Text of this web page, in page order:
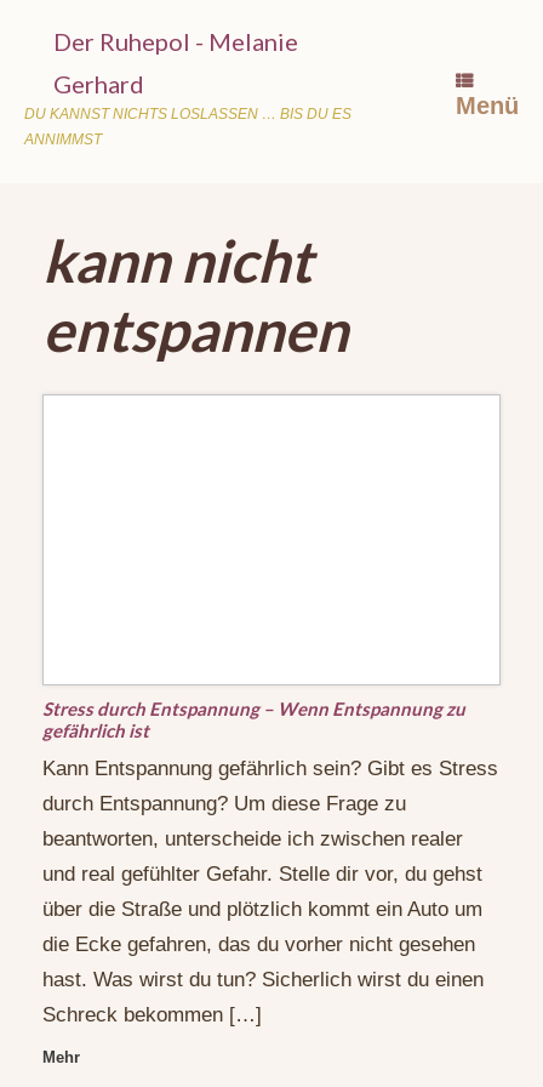
springen
Der Ruhepol - Melanie
Gerhard
DU KANNST NICHTS LOSLASSEN … BIS DU ES
ANNIMMST
Menü
kann nicht
entspannen
Stress durch Entspannung – Wenn Entspannung zu
gefährlich ist
Kann Entspannung gefährlich sein? Gibt es Stress
durch Entspannung? Um diese Frage zu
beantworten, unterscheide ich zwischen realer
und real gefühlter Gefahr. Stelle dir vor, du gehst
über die Straße und plötzlich kommt ein Auto um
die Ecke gefahren, das du vorher nicht gesehen
hast. Was wirst du tun? Sicherlich wirst du einen
Schreck bekommen […]
Mehr